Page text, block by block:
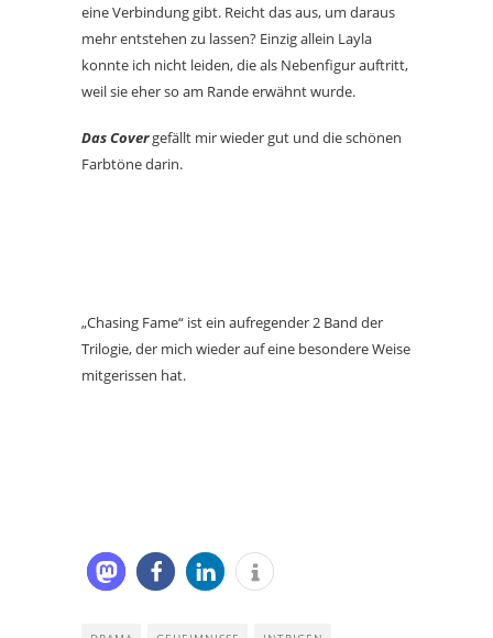
eine Verbindung gibt. Reicht das aus, um daraus
mehr entstehen zu lassen? Einzig allein Layla
konnte ich nicht leiden, die als Nebenfigur auftritt,
weil sie eher so am Rande erwähnt wurde.
Das Covergefällt mir wieder gut und die schönen
Farbtöne darin.
„Chasing Fame“ ist ein aufregender 2 Band der
Trilogie, der mich wieder auf eine besondere Weise
mitgerissen hat.